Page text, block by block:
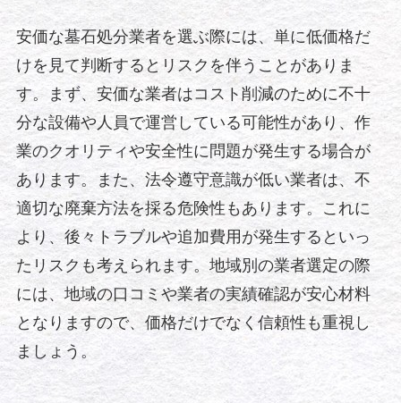
安価な墓石処分業者を選ぶ際には、単に低価格だ
けを見て判断するとリスクを伴うことがありま
す。まず、安価な業者はコスト削減のために不十
分な設備や人員で運営している可能性があり、作
業のクオリティや安全性に問題が発生する場合が
あります。また、法令遵守意識が低い業者は、不
適切な廃棄方法を採る危険性もあります。これに
より、後々トラブルや追加費用が発生するといっ
たリスクも考えられます。地域別の業者選定の際
には、地域の口コミや業者の実績確認が安心材料
となりますので、価格だけでなく信頼性も重視し
ましょう。